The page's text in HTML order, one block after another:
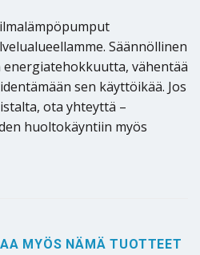
Säännöllinen
vähentää
sen käyttöikää. Jos
ota yhteyttä –
huoltokäyntiin myös
MYÖS NÄMÄ TUOTTEET